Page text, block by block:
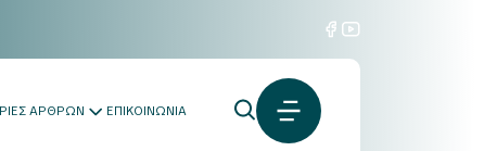
ΑΡΘΡΩΝ ΕΠΙΚΟΙΝΩΝΙΑ